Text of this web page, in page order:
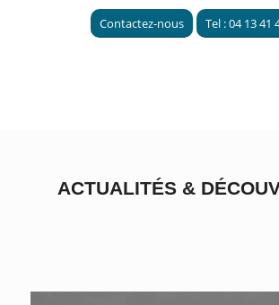
Contactez-nous Tel : 04 13 41
ACTUALITÉS &